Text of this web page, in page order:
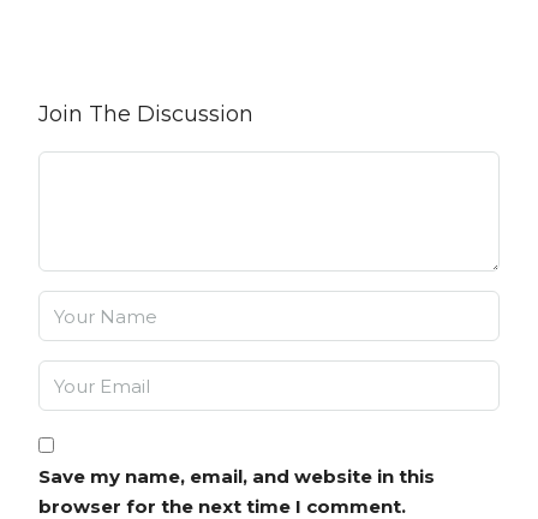
Join The Discussion
Save my name, email, and website in this
browser for the next time I comment.